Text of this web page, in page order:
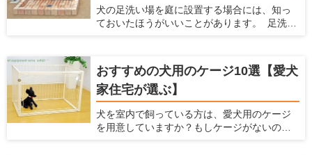
紹介するとともに、愛犬と暮らしやすい家を
提案している愛犬家住宅だからこその視点
る人はぜひ参考にしてくださいね！
犬の足洗い場を庭に設置する場合には、知っ
ておいたほうがいいことがあります。 足洗い
て便利です。しかし、足洗い場はただ設置す
るだけだと後々不都合が起こったり、それが
原因で使わなくなったりします。 ここでは、
犬と暮らすための住宅の情報を提供している
愛犬家住宅ならではの視点で、足洗い場に必
要な設備や注意点、おすすめの足洗い場など
おすすめの犬用のケージ10選【愛犬
家住宅が選ぶ】
犬を室内で飼っている方は、愛犬用のケージ
を用意していますか？もしケージがないので